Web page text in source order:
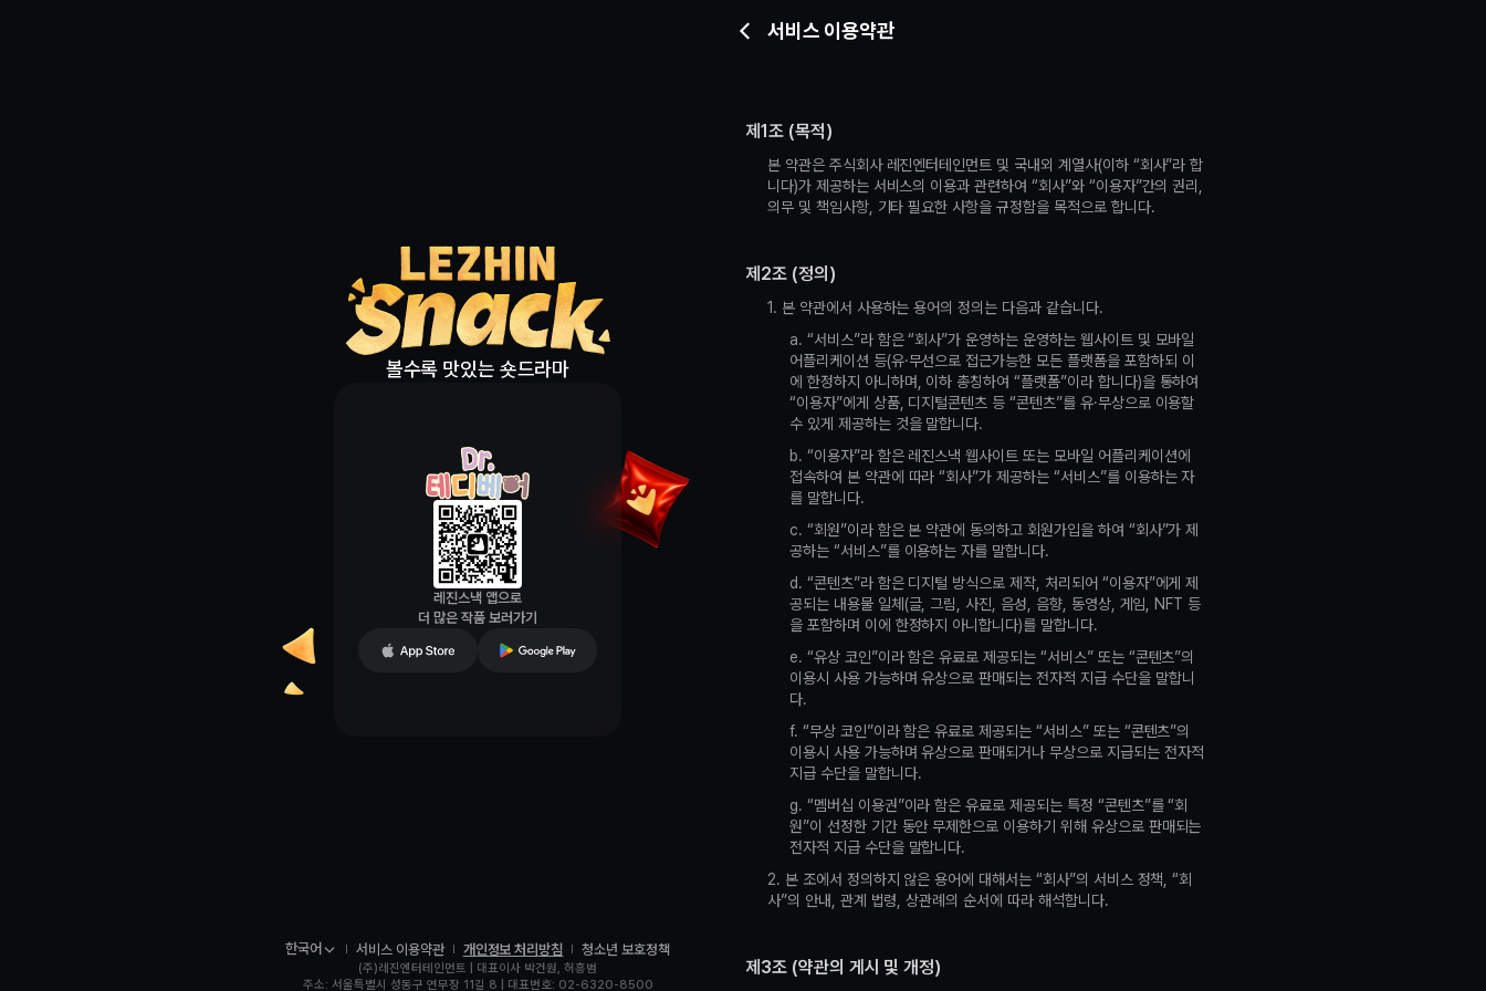
볼수록 맛있는 숏드라마
레진스낵 앱으로
더 많은 작품 보러가기
한국어 서비스 이용약관 개인정보 처리방침 청소년 보호정책
(주)레진엔터테인먼트 | 대표이사 박건원, 허흥범
주소: 서울특별시 성동구 연무장 11길 8 | 대표번호: 02-6320-8500
서비스 이용약관